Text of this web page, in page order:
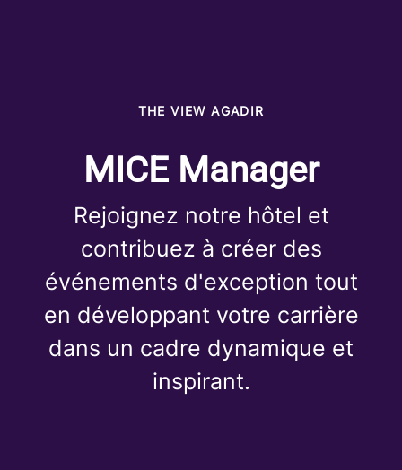
THE VIEW AGADIR
MICE Manager
Rejoignez notre hôtel et
contribuez à créer des
événements d'exception tout
en développant votre carrière
dans un cadre dynamique et
inspirant.